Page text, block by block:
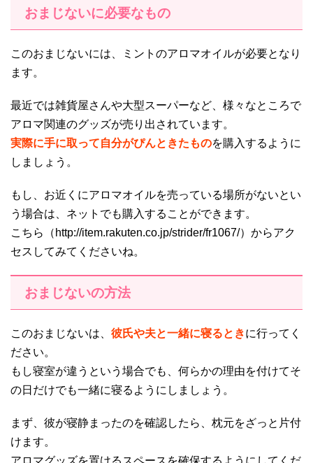
おまじないに必要なもの
このおまじないには、ミントのアロマオイルが必要となり
ます。
最近では雑貨屋さんや大型スーパーなど、様々なところで
アロマ関連のグッズが売り出されています。
実際に手に取って自分がぴんときたものを購入するように
しましょう。
もし、お近くにアロマオイルを売っている場所がないとい
う場合は、ネットでも購入することができます。
こちら（http://item.rakuten.co.jp/strider/fr1067/）からアク
セスしてみてくださいね。
おまじないの方法
このおまじないは、 彼氏や夫と一緒に寝るときに行ってく
ださい。
もし寝室が違うという場合でも、何らかの理由を付けてそ
の日だけでも一緒に寝るようにしましょう。
まず、彼が寝静まったのを確認したら、枕元をざっと片付
けます。
アロマグッズを置けるスペースを確保するようにしてくだ